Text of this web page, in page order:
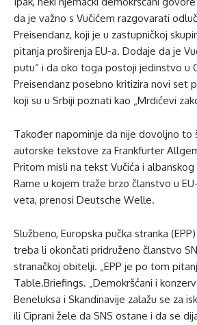
da je važno s Vučićem razgovarati
Preisendanz, koji je u zastupničkoj
pitanja proširenja EU-a. Dodaje da je
putu“ i da oko toga postoji jedinstvo u
Preisendanz posebno kritizira novi set
koji su u Srbiji poznati kao „Mrdićevi
Također napominje da nije dovoljno to
autorske tekstove za Frankfurter
Pritom misli na tekst Vučića i albanskog
Rame u kojem traže brzo članstvo u
veta, prenosi Deutsche Welle.
Službeno, Europska pučka stranka
treba li okončati pridruženo članstvo
stranačkoj obitelji. „EPP je po tom
Table.Briefings. „Demokršćani i
Beneluksa i Skandinavije zalažu se za
ili Ciprani žele da SNS ostane i da se